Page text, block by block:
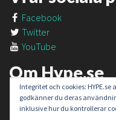
Facebook
Twitter
YouTube
Om Hype.se
Om oss
Om #SweGame
Integritet och cookies:
godkänner du deras
inklusive hur du kontrollerar